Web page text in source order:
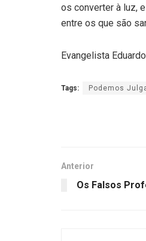
os converter à luz,
entre os que são
Evangelista
Tags: Podemos
Anterior
Os Falsos